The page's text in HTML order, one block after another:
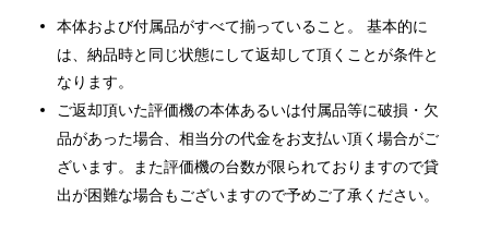
本体および付属品がすべて揃っていること。 基本的に
は、納品時と同じ状態にして返却して頂くことが条件と
なります。
ご返却頂いた評価機の本体あるいは付属品等に破損・欠
品があった場合、相当分の代金をお支払い頂く場合がご
ざいます。また評価機の台数が限られておりますので貸
出が困難な場合もございますので予めご了承ください。